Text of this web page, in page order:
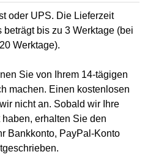
oder UPS. Die Lieferzeit
bis zu 3 Werktage (bei
Werktage).
Sie von Ihrem 14-tägigen
machen. Einen kostenlosen
nicht an. Sobald wir Ihre
erhalten Sie den
Bankkonto, PayPal-Konto